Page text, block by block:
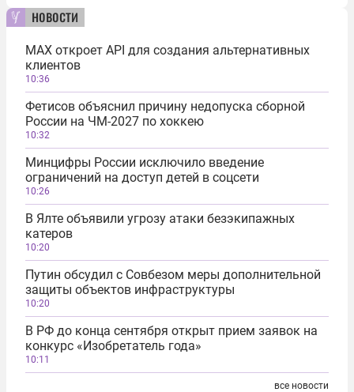
новости
MAX откроет API для создания альтернативных
клиентов
10:36
Фетисов объяснил причину недопуска сборной
России на ЧМ-2027 по хоккею
10:32
Минцифры России исключило введение
ограничений на доступ детей в соцсети
10:26
В Ялте объявили угрозу атаки безэкипажных
катеров
10:20
Путин обсудил с Совбезом меры дополнительной
защиты объектов инфраструктуры
10:20
В РФ до конца сентября открыт прием заявок на
конкурс «Изобретатель года»
10:11
все новости